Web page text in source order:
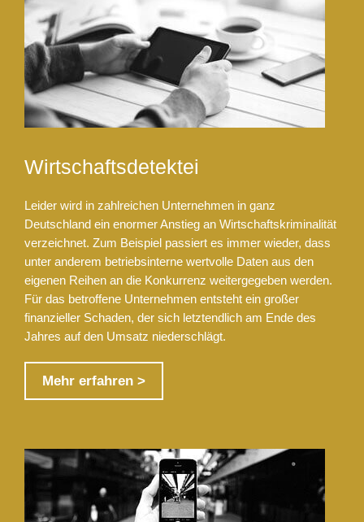
Wirtschaftsdetektei
Leider wird in zahlreichen Unternehmen in ganz
Deutschland ein enormer Anstieg an Wirtschaftskriminalität
verzeichnet. Zum Beispiel passiert es immer wieder, dass
unter anderem betriebsinterne wertvolle Daten aus den
eigenen Reihen an die Konkurrenz weitergegeben werden.
Für das betroffene Unternehmen entsteht ein großer
finanzieller Schaden, der sich letztendlich am Ende des
Jahres auf den Umsatz niederschlägt.
Mehr erfahren >